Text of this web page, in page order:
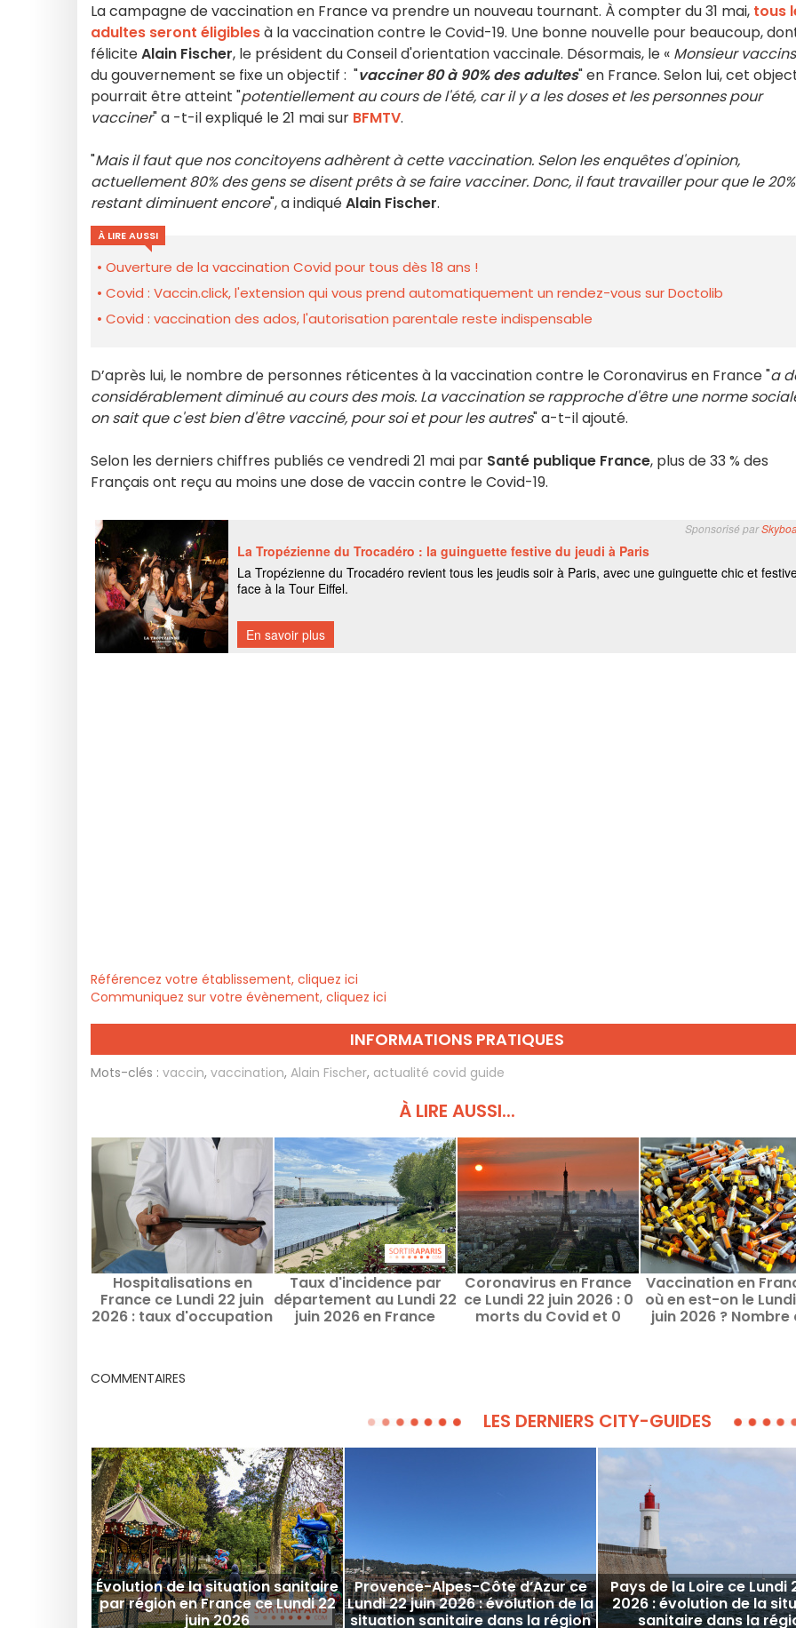
La campagne de vaccination en France va prendre un nouveau tournant. À compter du 31 mai, tous
adultes seront éligiblesà la vaccination contre le Covid-19. Une bonne nouvelle pour beaucoup,
féliciteAlain Fischer, le président du Conseil d'orientation vaccinale. Désormais, le « Monsieur vaccins
du gouvernement se fixe un objectif : "vacciner 80 à 90% des adultes" en France. Selon lui, cet
pourrait être atteint "potentiellement au cours de l'été, car il y a les doses et les personnes pour
vacciner" a -t-il expliqué le 21 mai sur BFMTV.
"Mais il faut que nos concitoyens adhèrent à cette vaccination. Selon les enquêtes d'opinion,
actuellement 80% des gens se disent prêts à se faire vacciner. Donc, il faut travailler pour que le 20%
restant diminuent encore", a indiquéAlain Fischer.
À LIRE AUSSI
Ouverture de la vaccination Covid pour tous dès 18 ans !
Covid : Vaccin.click, l'extension qui vous prend automatiquement un rendez-vous sur Doctolib
Covid : vaccination des ados, l'autorisation parentale reste indispensable
D’après lui, le nombre de personnes réticentes à la vaccination contre le Coronavirus en France "a
considérablement diminué au cours des mois. La vaccination se rapproche d'être une norme
on sait que c'est bien d'être vacciné, pour soi et pour les autres" a-t-il ajouté.
Selon les derniers chiffres publiés ce vendredi 21 mai par Santé publique France, plus de 33 % des
Français ont reçu au moins une dose de vaccin contre le Covid-19.
Référencez votre établissement, cliquez ici
Communiquez sur votre évènement, cliquez ici
INFORMATIONS PRATIQUES
Mots-clés : vaccin, vaccination, Alain Fischer, actualité covid guide
À LIRE AUSSI...
Hospitalisations en
France ce Lundi 22 juin
2026 : taux d'occupation
Taux d'incidence par
département au Lundi 22
juin 2026 en France
Coronavirus en France
ce Lundi 22 juin 2026 : 0
morts du Covid et 0
Vaccination en
où en est-on le
juin 2026 ? Nombre
COMMENTAIRES
LES DERNIERS CITY-GUIDES
Évolution de la situation sanitaire
par région en France ce Lundi 22
juin 2026
Provence-Alpes-Côte d’Azur ce
Lundi 22 juin 2026 : évolution de la
situation sanitaire dans la région
Pays de la Loire ce Lundi
2026 : évolution de la
sanitaire dans la